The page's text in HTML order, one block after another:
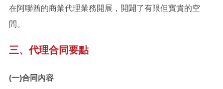
在阿聯酋的商業代理業務開展，開闢了有限但寶貴的空
間。
三、代理合同要點
(一)合同內容